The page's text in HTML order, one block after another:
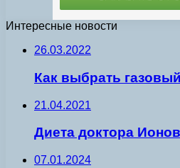
Интересные новости
26.03.2022
Как выбрать
21.04.2021
Диета доктора
07.01.2024